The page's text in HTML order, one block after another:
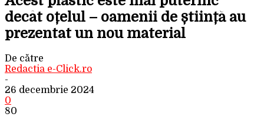
decât oțelul – oamenii de știință au
prezentat un nou material
De către
Redactia e-Click.ro
-
26 decembrie 2024
0
80